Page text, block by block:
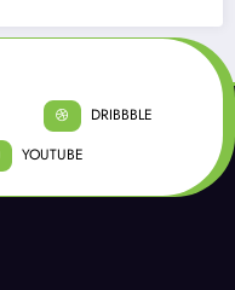
DRIBBBLE
YOUTUBE